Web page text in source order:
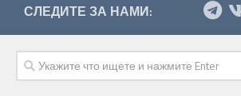
СЛЕДИТЕ ЗА НАМИ: